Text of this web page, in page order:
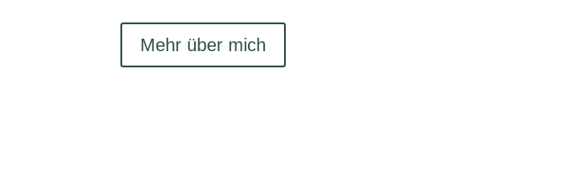
Mehr über mich